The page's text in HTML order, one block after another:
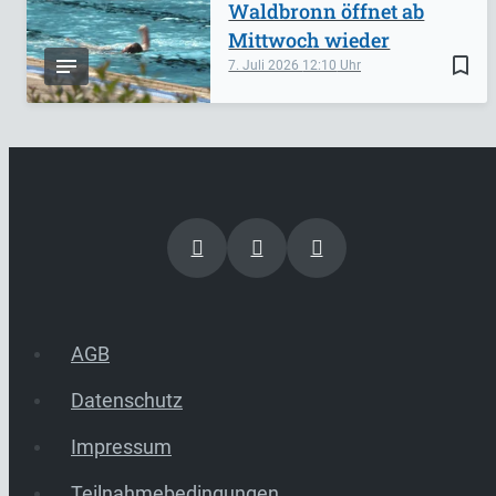
bookmark_border
7. Juli 2026 12:10
Waldbronn öffnet ab
Mittwoch wieder
AGB
Datenschutz
Impressum